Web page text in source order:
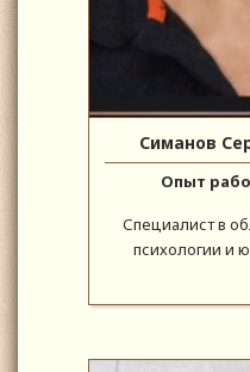
Симанов
Опыт
Специалист в
психологии и